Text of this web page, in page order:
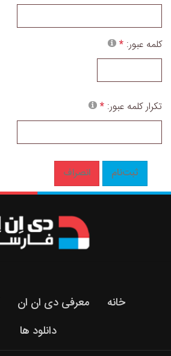
کلمه عبور:
تکرار کلمه عبور:
ثبت‌نام
انصراف
Bedenine
kez
خانه معرفی دی ان ان
دانلود ها